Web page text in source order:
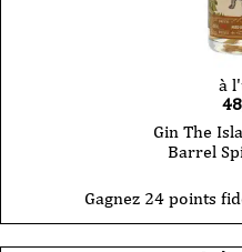
à
Gin The
Barrel
Gagnez 24 points